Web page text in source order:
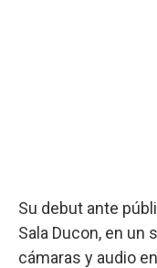
Su debut ante
Sala Ducon, en
cámaras y audio